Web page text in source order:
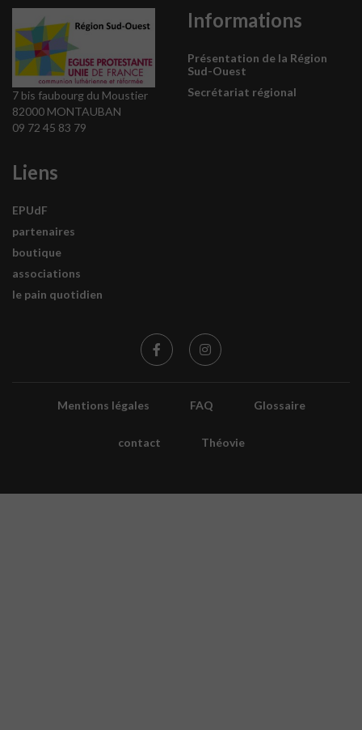
7 bis faubourg du Moustier
82000 MONTAUBAN
09 72 45 83 79
Informations
Présentation de la Région
Sud-Ouest
Secrétariat régional
Liens
EPUdF
partenaires
boutique
associations
le pain quotidien
Mentions légales FAQ Glossaire
contact Théovie